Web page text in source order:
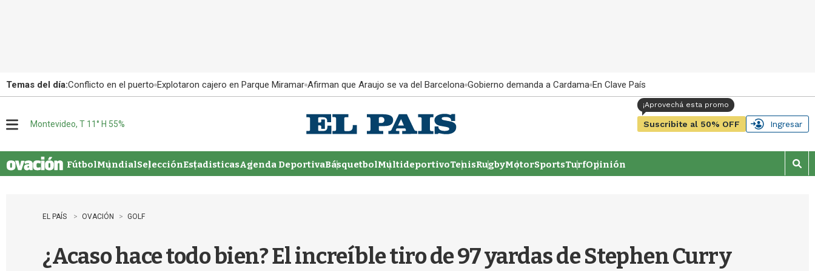
Temas del día:Conflicto en el puerto Explotaron cajero en Parque Miramar Afirman que Araujo se va del Barcelona Gobierno demanda a Cardama En Clave País
u
Montevideo, T 11° H 55% Suscribite al 50% OFF Ingresar
FútbolMundialSelecciónEstadisticasAgenda DeportivaBásquetbolMultideportivoTenisRugbyMotorSportsTurfOpinión
M
o
EL PAÍS OVACIÓN GOLF
¿Acaso hace todo bien? El increíble tiro de 97 yardas de Stephen Curry